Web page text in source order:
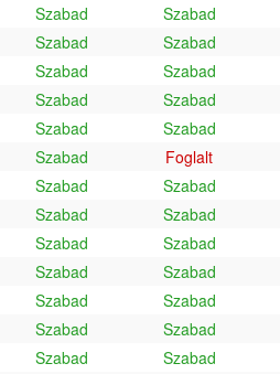
Szabad Szabad
Szabad Szabad
Szabad Szabad
Szabad Szabad
Szabad Szabad
Szabad Foglalt
Szabad Szabad
Szabad Szabad
Szabad Szabad
Szabad Szabad
Szabad Szabad
Szabad Szabad
Szabad Szabad